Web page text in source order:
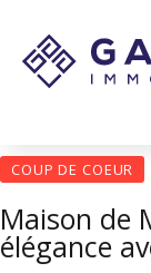
COUP DE COEUR
Maison de
élégance